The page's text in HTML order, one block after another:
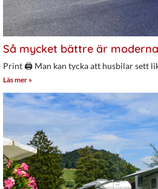
Så mycket bättre är
Print 🖨 Man kan tycka att husbilar sett
Läs mer »